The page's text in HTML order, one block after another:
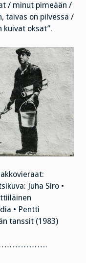
/ minut pimeään /
taivas on pilvessä /
oksat”.
Juha Siro •
• Pentti
tanssit (1983)